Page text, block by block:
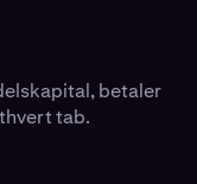
betaler
tab.